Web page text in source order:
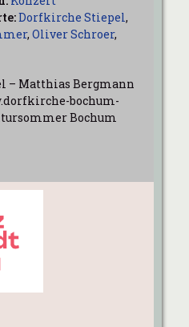
Dorfkirche Stiepel,
, Oliver Schroer,
– Matthias Bergmann
bochum-
Bochum